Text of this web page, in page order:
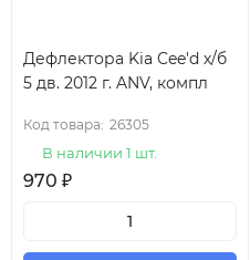
Дефлектора Kia Cee'd х/б
5 дв. 2012 г. ANV, компл
Код товара: 26305
В наличии 1 шт.
970 ₽